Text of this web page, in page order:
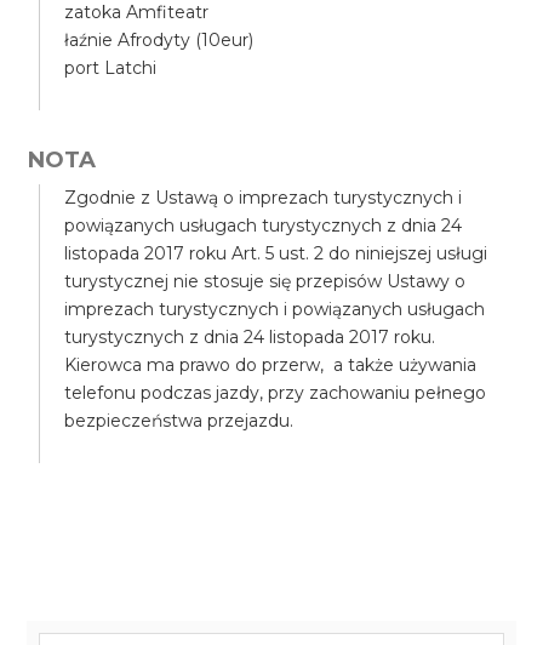
zatoka Amfiteatr
łaźnie Afrodyty (10eur)
port Latchi
NOTA
Zgodnie z Ustawą o imprezach turystycznych i
powiązanych usługach turystycznych z dnia 24
listopada 2017 roku Art. 5 ust. 2 do niniejszej usługi
turystycznej nie stosuje się przepisów Ustawy o
imprezach turystycznych i powiązanych usługach
turystycznych z dnia 24 listopada 2017 roku.
Kierowca ma prawo do przerw, a także używania
telefonu podczas jazdy, przy zachowaniu pełnego
bezpieczeństwa przejazdu.